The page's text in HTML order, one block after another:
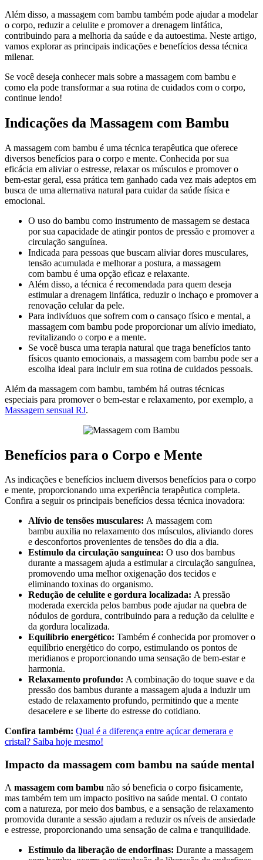
Além disso, a massagem com bambu também pode ajudar a modelar
o corpo, reduzir a celulite e promover a drenagem linfática,
contribuindo para a melhoria da saúde e da autoestima. Neste artigo,
vamos explorar as principais indicações e benefícios dessa técnica
milenar.
Se você deseja conhecer mais sobre a massagem com bambu e
como ela pode transformar a sua rotina de cuidados com o corpo,
continue lendo!
Indicações da Massagem com Bambu
A massagem com bambu é uma técnica terapêutica que oferece
diversos benefícios para o corpo e mente. Conhecida por sua
eficácia em aliviar o estresse, relaxar os músculos e promover o
bem-estar geral, essa prática tem ganhado cada vez mais adeptos em
busca de uma alternativa natural para cuidar da saúde física e
emocional.
O uso do bambu como instrumento de massagem se destaca
por sua capacidade de atingir pontos de pressão e promover a
circulação sanguínea.
Indicada para pessoas que buscam aliviar dores musculares,
tensão acumulada e melhorar a postura, a massagem
com bambu é uma opção eficaz e relaxante.
Além disso, a técnica é recomendada para quem deseja
estimular a drenagem linfática, reduzir o inchaço e promover a
renovação celular da pele.
Para indivíduos que sofrem com o cansaço físico e mental, a
massagem com bambu pode proporcionar um alívio imediato,
revitalizando o corpo e a mente.
Se você busca uma terapia natural que traga benefícios tanto
físicos quanto emocionais, a massagem com bambu pode ser a
escolha ideal para incluir em sua rotina de cuidados pessoais.
Além da massagem com bambu, também há outras técnicas
especiais para promover o bem-estar e relaxamento, por exemplo, a
Massagem sensual RJ.
Benefícios para o Corpo e Mente
As indicações e benefícios incluem diversos benefícios para o corpo
e mente, proporcionando uma experiência terapêutica completa.
Confira a seguir os principais benefícios dessa técnica inovadora:
Alívio de tensões musculares: A massagem com
bambu auxilia no relaxamento dos músculos, aliviando dores
e desconfortos provenientes de tensões do dia a dia.
Estímulo da circulação sanguínea: O uso dos bambus
durante a massagem ajuda a estimular a circulação sanguínea,
promovendo uma melhor oxigenação dos tecidos e
eliminando toxinas do organismo.
Redução de celulite e gordura localizada: A pressão
moderada exercida pelos bambus pode ajudar na quebra de
nódulos de gordura, contribuindo para a redução da celulite e
da gordura localizada.
Equilíbrio energético: Também é conhecida por promover o
equilíbrio energético do corpo, estimulando os pontos de
meridianos e proporcionando uma sensação de bem-estar e
harmonia.
Relaxamento profundo: A combinação do toque suave e da
pressão dos bambus durante a massagem ajuda a induzir um
estado de relaxamento profundo, permitindo que a mente
desacelere e se liberte do estresse do cotidiano.
Confira também: Qual é a diferença entre açúcar demerara e
cristal? Saiba hoje mesmo!
Impacto da massagem com bambu na saúde mental
A massagem com bambu não só beneficia o corpo fisicamente,
mas também tem um impacto positivo na saúde mental. O contato
com a natureza, por meio dos bambus, e a sensação de relaxamento
promovida durante a sessão ajudam a reduzir os níveis de ansiedade
e estresse, proporcionando uma sensação de calma e tranquilidade.
Estímulo da liberação de endorfinas: Durante a massagem